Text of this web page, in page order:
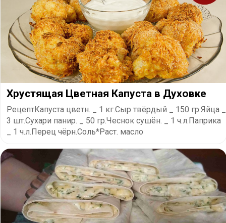
Хрустящая Цветная Капуста в Духовке
РецептКапуста цветн. _ 1 кг.Сыр твёрдый _ 150 гр.Яйца _
3 шт.Сухари панир. _ 50 гр.Чеснок сушён. _ 1 ч.л.Паприка
_ 1 ч.л.Перец чёрн.Соль*Раст. масло